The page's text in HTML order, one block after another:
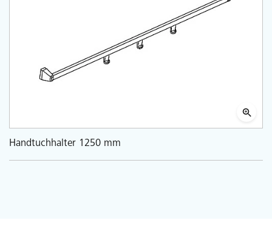
Handtuchhalter 1250 mm